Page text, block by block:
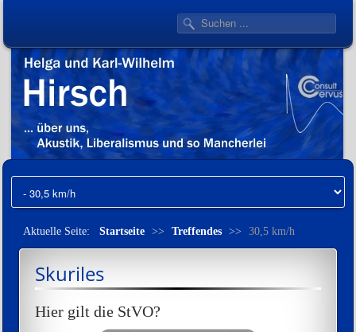
Aktuelle Seite: Startseite >> Treffendes >> 30,5 km/h
Skuriles
Hier gilt die StVO?